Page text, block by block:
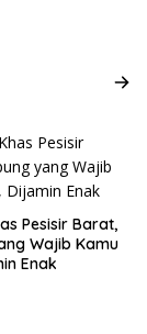
Pesisir Barat,
Wajib Kamu
Enak